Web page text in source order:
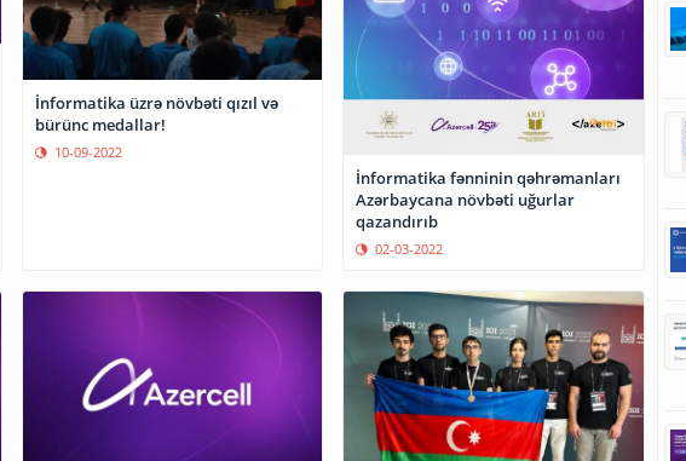
İnformatika üzrə növbəti qızıl və
bürünc medallar!
10-09-2022
İnformatika fənninin qəhrəmanları
Azərbaycana növbəti uğurlar
qazandırıb
02-03-2022